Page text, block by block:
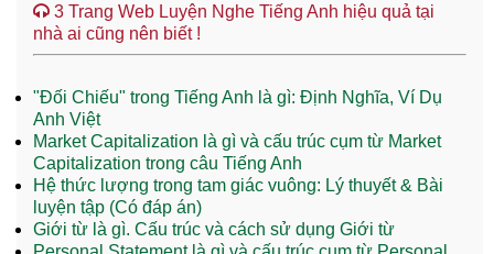
3 Trang Web Luyện Nghe Tiếng Anh hiệu quả tại
nhà ai cũng nên biết !
"Đối Chiếu" trong Tiếng Anh là gì: Định Nghĩa, Ví Dụ
Anh Việt
Market Capitalization là gì và cấu trúc cụm từ Market
Capitalization trong câu Tiếng Anh
Hệ thức lượng trong tam giác vuông: Lý thuyết & Bài
luyện tập (Có đáp án)
Giới từ là gì. Cấu trúc và cách sử dụng Giới từ